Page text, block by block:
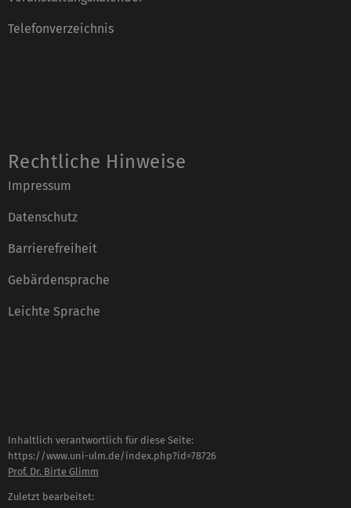
Telefonverzeichnis
Rechtliche Hinweise
Impressum
Datenschutz
Barrierefreiheit
Gebärdensprache
Leichte Sprache
Inhaltlich verantwortlich für diese Seite:
https://www.uni-ulm.de/index.php?id=78726
Prof. Dr. Birte Glimm
Zuletzt bearbeitet: